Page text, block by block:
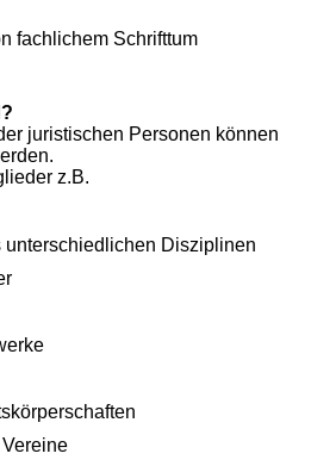
fachlichem Schrifttum
juristischen Personen können
z.B.
unterschiedlichen Disziplinen